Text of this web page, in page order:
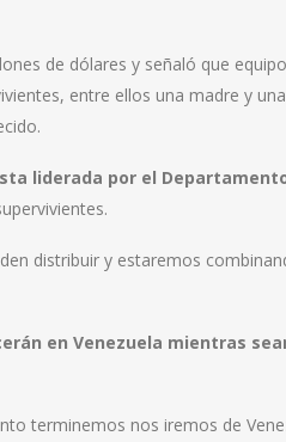
de dólares y señaló que
entre ellos una madre y
liderada por el
distribuir y estaremos
en Venezuela mientras
terminemos nos iremos de